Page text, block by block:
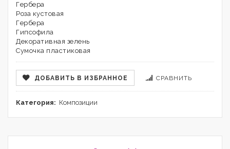
Гербера
Роза кустовая
Гербера
Гипсофила
Декоративная зелень
Сумочка пластиковая
ДОБАВИТЬ В ИЗБРАННОЕ СРАВНИТЬ
Категория: Композиции